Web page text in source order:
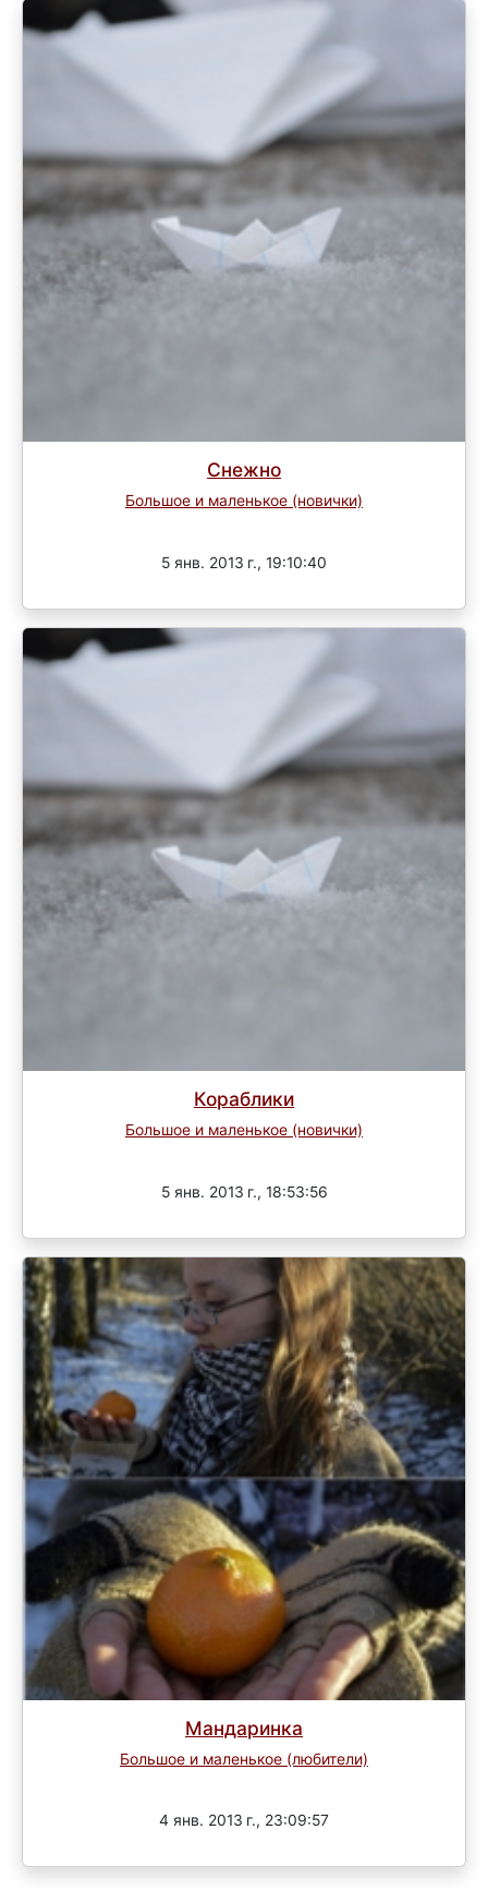
Снежно
Большое и маленькое (новички)
5 янв. 2013 г., 19:10:40
Кораблики
Большое и маленькое (новички)
5 янв. 2013 г., 18:53:56
Мандаринка
Большое и маленькое (любители)
4 янв. 2013 г., 23:09:57